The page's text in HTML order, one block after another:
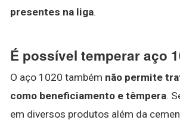
presentes na liga.
É possível temperar aço
O aço 1020 também não permite
como beneficiamento e têmpera.
em diversos produtos além da